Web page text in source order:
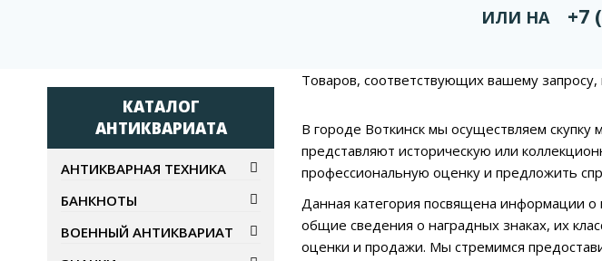
ИЛИ НА +7
Товаров, соответствующих вашему
В городе Воткинск мы осуществляем
представляют историческую или
профессиональную оценку и предложить
Данная категория посвящена информации о
общие сведения о наградных знаках, их
оценки и продажи. Мы стремимся
КАТАЛОГ
АНТИКВАРИАТА
АНТИКВАРНАЯ ТЕХНИКА
БАНКНОТЫ
ВОЕННЫЙ АНТИКВАРИАТ